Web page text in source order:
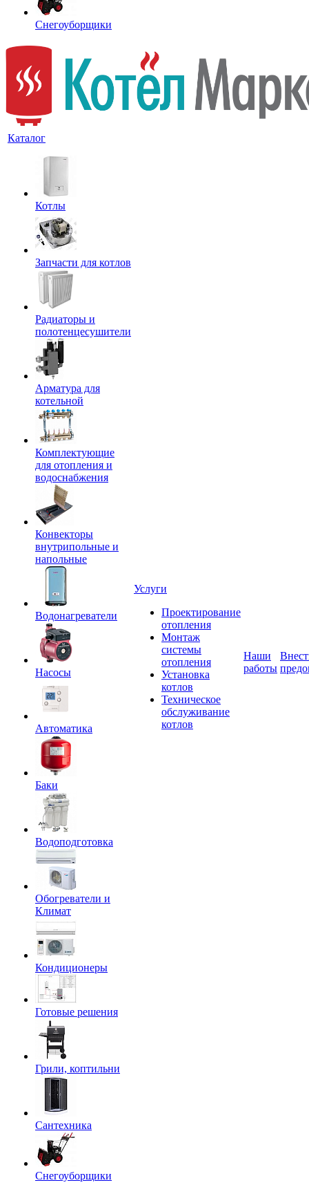
Снегоуборщики
Каталог
Котлы
Запчасти для котлов
Радиаторы и
полотенцесушители
Арматура для
котельной
Комплектующие
для отопления и
водоснабжения
Конвекторы
внутрипольные и
напольные
Водонагреватели
Насосы
Автоматика
Баки
Водоподготовка
Обогреватели и
Климат
Кондиционеры
Готовые решения
Грили, коптильни
Сантехника
Снегоуборщики
Услуги
Проектирование
отопления
Монтаж
системы
отопления
Установка
котлов
Техническое
обслуживание
котлов
Наши
работы